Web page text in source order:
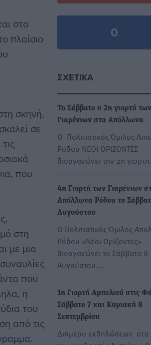
στο
πλαίσιο
σκηνή,
σε
που
στη
με μια
που
η
του
από τις
0
ΣΧΕΤΙΚΆ
Το Σάββατο η 2η γιορτή των
Γιαρένιων στα Απόλλωνα
Ο Πολιτιστικός Όμιλος
Ρόδου ΝΕΟΙ ΟΡΙΖΟΝΤΕΣ
διοργανώνει την 2η
4η Γιορτή των Γιαρένιων
Απόλλωνα Ρόδου το
Αυγούστου
Ο Πολιτιστικός Όμιλος
Ρόδου «Νέοι Ορίζοντες»
διοργανώνει το Σάββατο 8
Αυγούστου,…
1η Γιορτή Αμπελιού στις
Σάββατο 7 και Κυριακή 8
Σεπτεμβρίου
Διήμερο εκδηλώσεων στα